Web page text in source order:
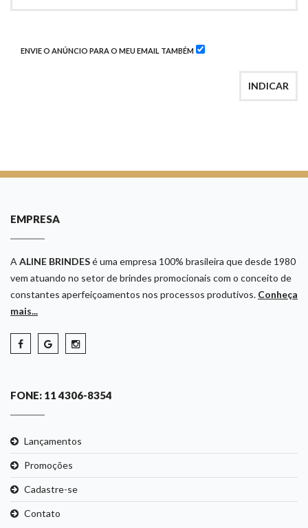
ENVIE O ANÚNCIO PARA O MEU EMAIL TAMBÉM
INDICAR
EMPRESA
A ALINE BRINDESé uma empresa 100% brasileira que desde 1980
vem atuando no setor de brindes promocionais com o conceito de
constantes aperfeiçoamentos nos processos produtivos. Conheça
mais...
FONE: 11 4306-8354
Lançamentos
Promoções
Cadastre-se
Contato